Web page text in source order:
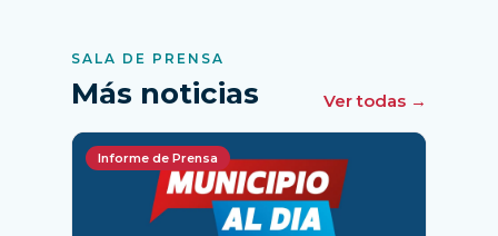
SALA DE PRENSA
Más noticias Ver todas →
Informe de Prensa